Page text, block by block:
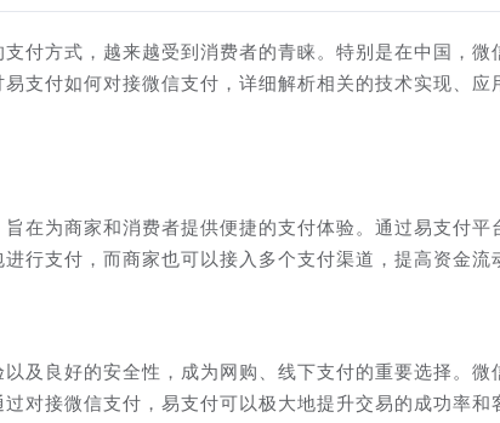
付方式，越来越受到消费者的青睐。特别是在中国，微
支付如何对接微信支付，详细解析相关的技术实现、应
在为商家和消费者提供便捷的支付体验。通过易支付平
行支付，而商家也可以接入多个支付渠道，提高资金流
及良好的安全性，成为网购、线下支付的重要选择。微
对接微信支付，易支付可以极大地提升交易的成功率和